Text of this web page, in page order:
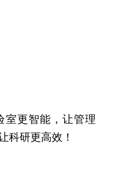
室更智能，让管理
科研更高效！